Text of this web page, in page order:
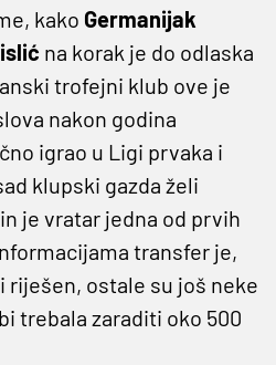
kako Germanijak
na korak je do odlaska
trofejni klub ove je
nakon godina
igrao u Ligi prvaka i
klupski gazda želi
je vratar jedna od prvih
transfer je,
riješen, ostale su još neke
trebala zaraditi oko 500